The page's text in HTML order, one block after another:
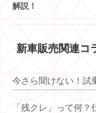
解説！
新車販売関連コ
今さら聞けない！試
「残クレ」って何